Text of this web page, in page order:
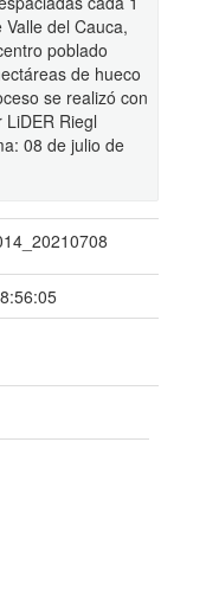
del Cauca,
poblado
de hueco
se realizó con
Riegl
08 de julio de